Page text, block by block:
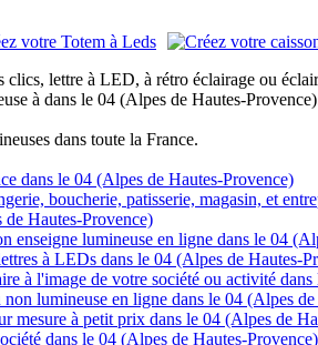
lettre à LED, à rétro éclairage ou
à dans le 04 (Alpes de Hautes-
dans toute la France.
dans le 04 (Alpes de Hautes-Provence)
boucherie, patisserie, magasin, et
Hautes-Provence)
enseigne lumineuse en ligne dans le 04
à LEDs dans le 04 (Alpes de Hautes-
à l'image de votre société ou activité
lumineuse en ligne dans le 04 (Alpes
mesure à petit prix dans le 04 (Alpes de
dans le 04 (Alpes de Hautes-Provence)